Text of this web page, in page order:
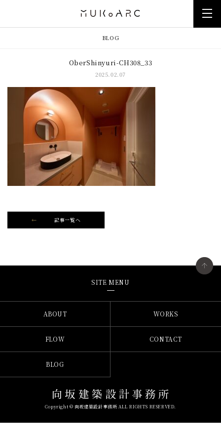
BLOG
OberShinyuri-CH308_33
2025.02.07
記事一覧へ
SITE MENU
ABOUT WORKS
FLOW CONTACT
BLOG
Copyright © 向坂建築設計事務所 ALL RIGHTS RESERVED.